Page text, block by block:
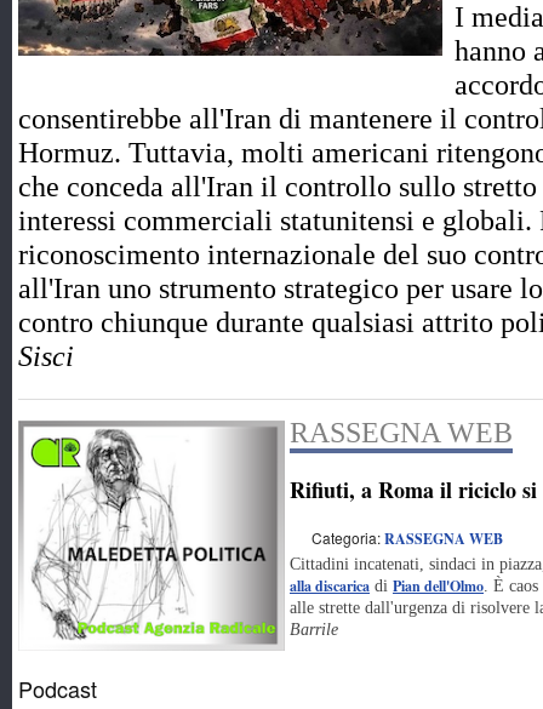
I
hanno
consentirebbe all'Iran di mantenere il
Hormuz. Tuttavia, molti americani
che conceda all'Iran il controllo sullo stretto
interessi commerciali statunitensi e globali.
riconoscimento internazionale del suo
all'Iran uno strumento strategico per usare
contro chiunque durante qualsiasi attrito
Sisci
Podcast
RASSEGNA WEB
Rifiuti, a Roma il riciclo si
Categoria:RASSEGNA WEB
Cittadini incatenati, sindaci in
alla discarica di Pian dell'Olmo. È
alle strette dall'urgenza di risolvere
Barrile